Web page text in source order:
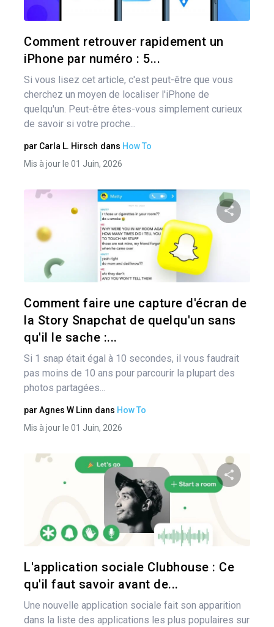
Comment retrouver rapidement un
iPhone par numéro : 5...
Si vous lisez cet article, c'est peut-être que vous
cherchez un moyen de localiser l'iPhone de
quelqu'un. Peut-être êtes-vous simplement curieux
de savoir si votre proche...
par Carla L. Hirsch dans How To
Mis à jour le 01 Juin, 2026
Comment faire une capture d'écran de
la Story Snapchat de quelqu'un sans
qu'il le sache :...
Si 1 snap était égal à 10 secondes, il vous faudrait
pas moins de 10 ans pour parcourir la plupart des
photos partagées...
par Agnes W Linn dans How To
Mis à jour le 01 Juin, 2026
L'application sociale Clubhouse : Ce
qu'il faut savoir avant de...
Une nouvelle application sociale fait son apparition
dans la liste des applications les plus populaires sur